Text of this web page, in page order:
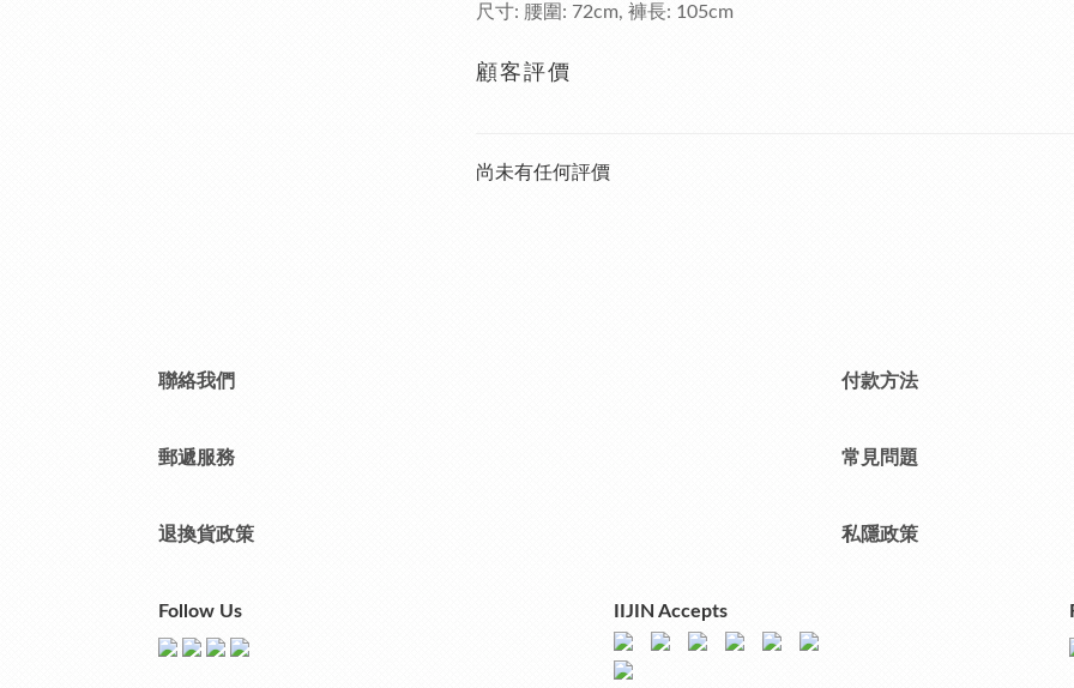
尺寸: 腰圍 : 72cm, 褲長: 105cm
顧客評價
尚未有任何評價
聯絡我們 付款方法
郵遞服務 常見問題
退換貨政策 私隱政策
Follow Us IIJIN Accepts